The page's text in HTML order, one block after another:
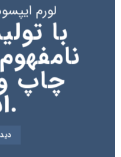
لورم
با
چاپ
است.